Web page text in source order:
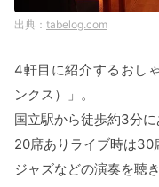
tabelog.com
4軒目に紹介するおし
ンクス）」。
国立駅から徒歩約3分
20席ありライブ時は
ジャズなどの演奏を聴